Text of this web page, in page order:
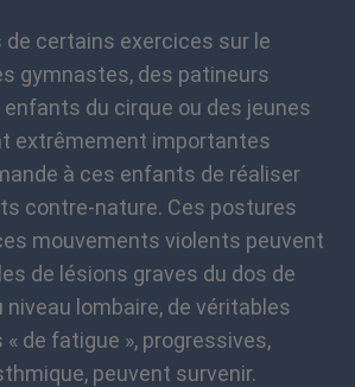
certains exercices sur le
gymnastes, des patineurs
du cirque ou des jeunes
extrêmement importantes
à ces enfants de réaliser
contre-nature. Ces postures
mouvements violents peuvent
de lésions graves du dos de
lombaire, de véritables
de fatigue », progressives,
peuvent survenir.